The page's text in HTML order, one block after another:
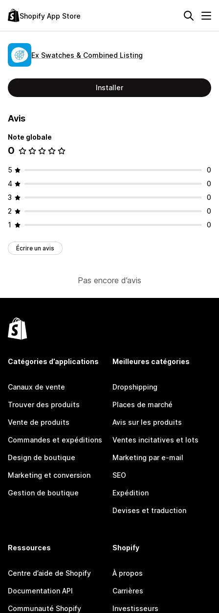
Shopify App Store
Ex Swatches & Combined Listing
Installer
Avis
Note globale
0
5
0
4
0
3
0
2
0
1
0
Écrire un avis
Pas encore d’avis
Catégories d’applications
Canaux de vente
Trouver des produits
Vente de produits
Commandes et expéditions
Design de boutique
Marketing et conversion
Gestion de boutique
Meilleures catégories
Dropshipping
Places de marché
Avis sur les produits
Ventes incitatives et lots
Marketing par e-mail
SEO
Expédition
Devises et traduction
Ressources
Centre d’aide de Shopify
Documentation API
Communauté Shopify
Shopify
À propos
Carrières
Investisseurs